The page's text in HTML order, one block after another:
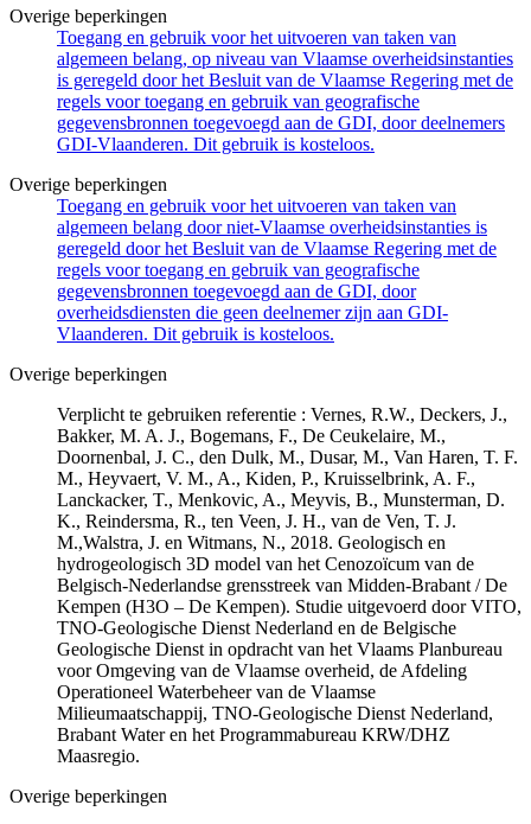
Overige beperkingen
Toegang en gebruik voor het uitvoeren van taken van
algemeen belang, op niveau van Vlaamse overheidsinstanties
is geregeld door het Besluit van de Vlaamse Regering met de
regels voor toegang en gebruik van geografische
gegevensbronnen toegevoegd aan de GDI, door deelnemers
GDI-Vlaanderen. Dit gebruik is kosteloos.
Overige beperkingen
Toegang en gebruik voor het uitvoeren van taken van
algemeen belang door niet-Vlaamse overheidsinstanties is
geregeld door het Besluit van de Vlaamse Regering met de
regels voor toegang en gebruik van geografische
gegevensbronnen toegevoegd aan de GDI, door
overheidsdiensten die geen deelnemer zijn aan GDI-
Vlaanderen. Dit gebruik is kosteloos.
Overige beperkingen
Verplicht te gebruiken referentie : Vernes, R.W., Deckers, J.,
Bakker, M. A. J., Bogemans, F., De Ceukelaire, M.,
Doornenbal, J. C., den Dulk, M., Dusar, M., Van Haren, T. F.
M., Heyvaert, V. M., A., Kiden, P., Kruisselbrink, A. F.,
Lanckacker, T., Menkovic, A., Meyvis, B., Munsterman, D.
K., Reindersma, R., ten Veen, J. H., van de Ven, T. J.
M.,Walstra, J. en Witmans, N., 2018. Geologisch en
hydrogeologisch 3D model van het Cenozoïcum van de
Belgisch-Nederlandse grensstreek van Midden-Brabant / De
Kempen (H3O – De Kempen). Studie uitgevoerd door VITO,
TNO-Geologische Dienst Nederland en de Belgische
Geologische Dienst in opdracht van het Vlaams Planbureau
voor Omgeving van de Vlaamse overheid, de Afdeling
Operationeel Waterbeheer van de Vlaamse
Milieumaatschappij, TNO-Geologische Dienst Nederland,
Brabant Water en het Programmabureau KRW/DHZ
Maasregio.
Overige beperkingen